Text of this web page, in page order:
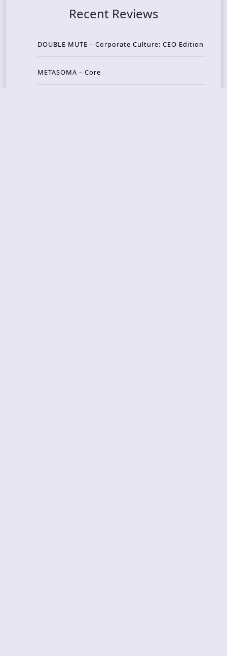
Recent Reviews
DOUBLE MUTE – Corporate Culture: CEO Edition
METASOMA – Core